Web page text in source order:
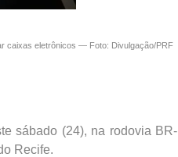
caixas eletrônicos — Foto: Divulgação/PRF
sábado (24), na rodovia BR-
Recife.